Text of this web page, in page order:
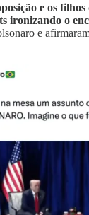
e os
ironizando o
e